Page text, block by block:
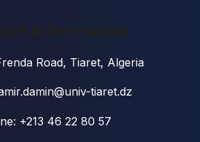
Information
Road, Tiaret, Algeria
tiaret.dz
+213 46 22 80 57